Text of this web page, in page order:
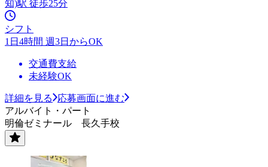
知)駅 徒歩25分
シフト
1日4時間 週3日からOK
交通費支給
未経験OK
詳細を見る
応募画面に進む
アルバイト・パート
明倫ゼミナール 長久手校